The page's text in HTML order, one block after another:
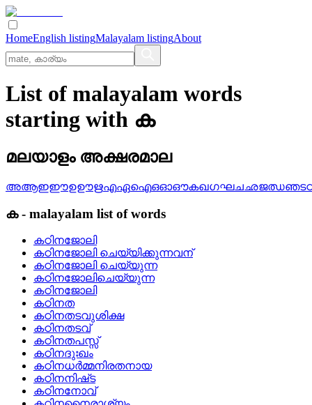
HomeEnglish listingMalayalam listingAbout
List of malayalam words
starting with ക
മലയാളം അക്ഷരമാല
അആഇഈഉഊഋഎഏഐഒഓഔകഖഗഘചഛജഝഞട
ക- malayalam list of words
കഠിനജോലി
കഠിനജോലി ചെയ്യിക്കുന്നവന്
കഠിനജോലി ചെയ്യുന്ന
കഠിനജോലിചെയ്യുന്ന
കഠിനജോലി
കഠിനത
കഠിനതടവുശിക്ഷ
കഠിനതടവ്
കഠിനതപസ്സ്
കഠിനദുഃഖം
കഠിനധര്‍മ്മനിരതനായ
കഠിനനിഷ്‌ട
കഠിനനോവ്